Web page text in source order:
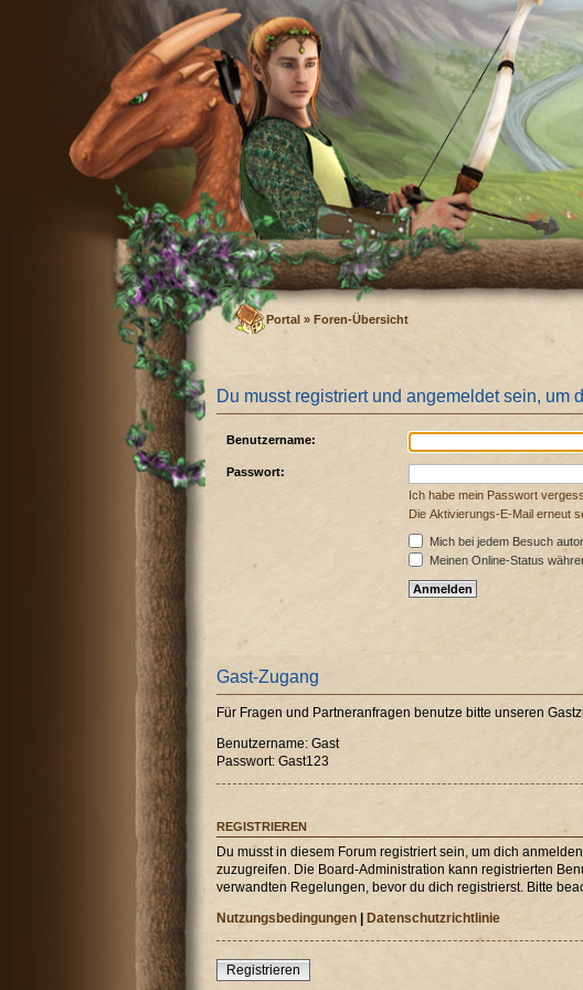
Portal » Foren-Übersicht
Du musst registriert und angemeldet sein, um
Benutzername:
Passwort:
Ich habe mein Passwort
Die Aktivierungs-E-Mail erneut
Mich bei jedem Besuch
Meinen Online-Status
Gast-Zugang
Für Fragen und Partneranfragen benutze bitte unseren
Benutzername: Gast
Passwort: Gast123
REGISTRIEREN
Du musst in diesem Forum registriert sein, um dich
zuzugreifen. Die Board-Administration kann registrierten
verwandten Regelungen, bevor du dich registrierst. Bitte
Nutzungsbedingungen |Datenschutzrichtlinie
Registrieren